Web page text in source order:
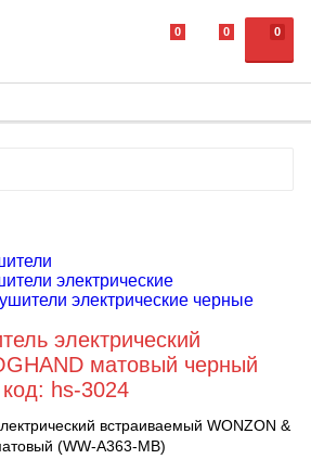
0
0 0
электрические
электрические черные
электрический
матовый черный
hs-3024
встраиваемый WONZON &
(WW-A363-MB)